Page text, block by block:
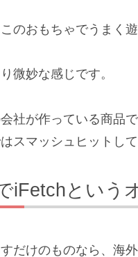
のおもちゃでうまく
微妙な感じです。
社が作っている商品
スマッシュヒットして
iFetchという
だけのものなら、海